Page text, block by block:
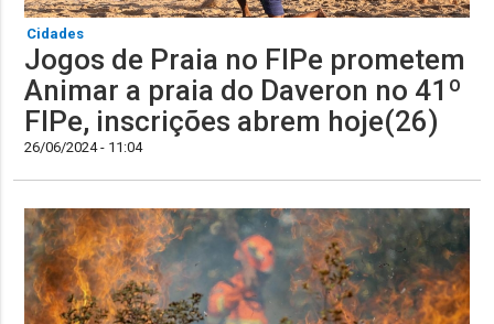
Cidades
Jogos de Praia no FIPe prometem
Animar a praia do Daveron no 41º
FIPe, inscrições abrem hoje(26)
26/06/2024 - 11:04